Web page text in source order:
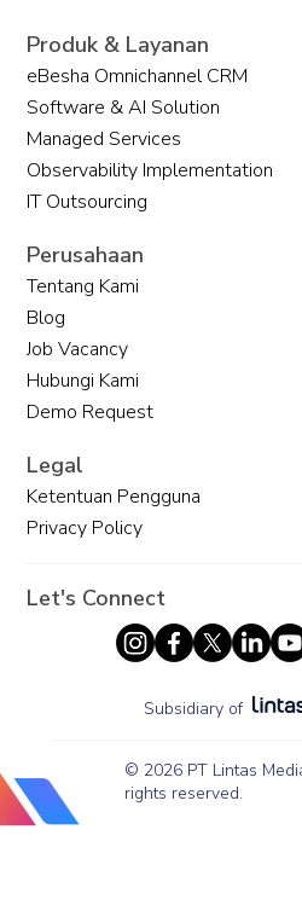
CRM Berbasis AI untuk
Bisnis
© 2026 PT Lintas
rights reserved.
eBesha Omnichannel CRM
Software & AI Solution
Managed Services
Observability Implementation
IT Outsourcing
Produk & Layanan
Legal
Ketentuan Pengguna
Privacy Policy
Perusahaan
Tentang Kami
Blog
Job Vacancy
Hubungi Kami
Demo Request
Let's Connect
Subsidiary of